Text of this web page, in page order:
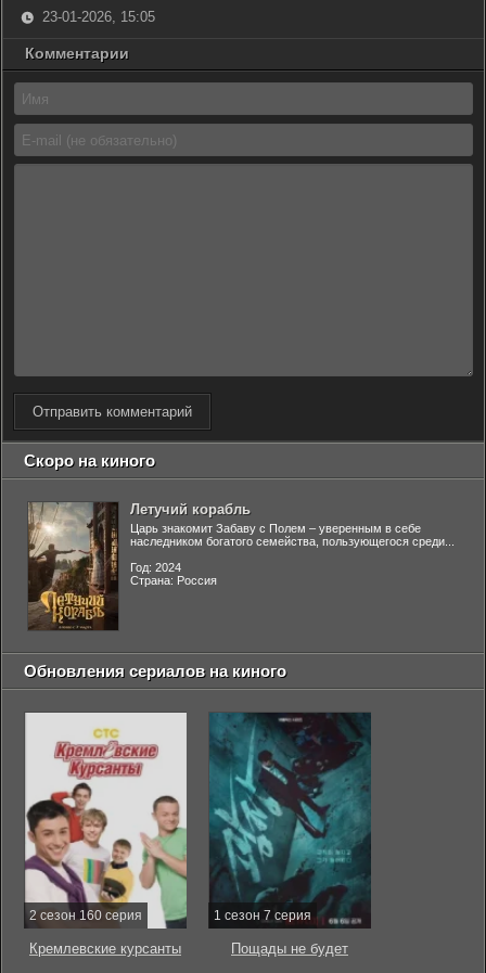
23-01-2026, 15:05
Комментарии
Отправить комментарий
Скоро на киного
Летучий корабль
Царь знакомит Забаву с Полем – уверенным в себе
наследником богатого семейства, пользующегося среди...
Год: 2024
Страна: Россия
Обновления сериалов на киного
2 сезон 160 серия
Кремлевские курсанты
1 сезон 7 серия
Пощады не будет